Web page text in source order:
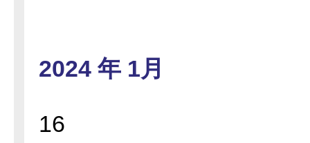
2024 年 1月
16